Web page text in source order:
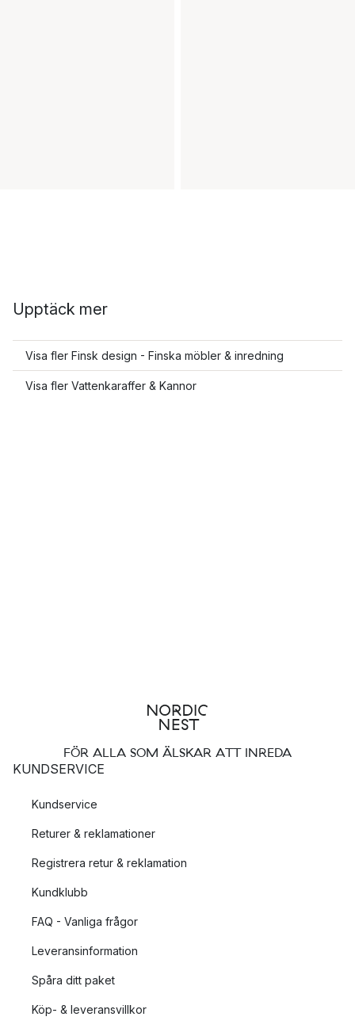
Upptäck mer
Visa fler Finsk design - Finska möbler & inredning
Visa fler Vattenkaraffer & Kannor
FÖR ALLA SOM ÄLSKAR ATT INREDA
KUNDSERVICE
Kundservice
Returer & reklamationer
Registrera retur & reklamation
Kundklubb
FAQ - Vanliga frågor
Leveransinformation
Spåra ditt paket
Köp- & leveransvillkor